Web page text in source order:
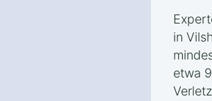
in
etwa